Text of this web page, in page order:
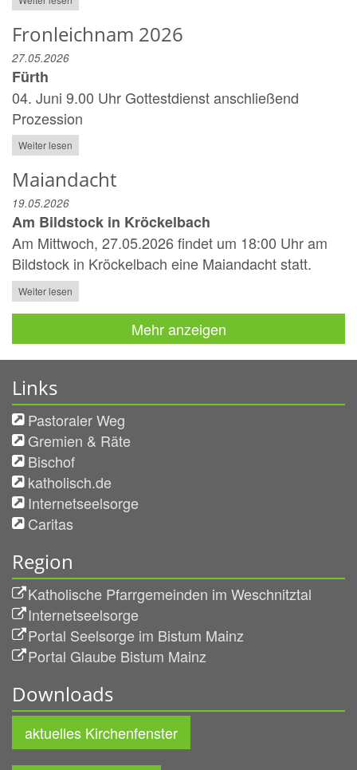
Fronleichnam 2026
27.05.2026
Fürth
04. Juni 9.00 Uhr Gottestdienst anschließend
Prozession
Weiter lesen
Maiandacht
19.05.2026
Am Bildstock in Kröckelbach
Am Mittwoch, 27.05.2026 findet um 18:00 Uhr am
Bildstock in Kröckelbach eine Maiandacht statt.
Weiter lesen
Mehr anzeigen
Links
Pastoraler Weg
Gremien & Räte
Bischof
katholisch.de
Internetseelsorge
Caritas
Region
Katholische Pfarrgemeinden im Weschnitztal
Internetseelsorge
Portal Seelsorge im Bistum Mainz
Portal Glaube Bistum Mainz
Downloads
aktuelles Kirchenfenster